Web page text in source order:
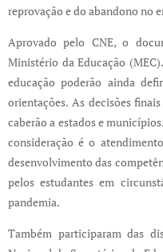
reprovação e do abandono no
Aprovado pelo CNE, o
Ministério da Educação
educação poderão ainda
orientações. As decisões
caberão a estados e
consideração é o
desenvolvimento das
pelos estudantes em
pandemia.
Também participaram das